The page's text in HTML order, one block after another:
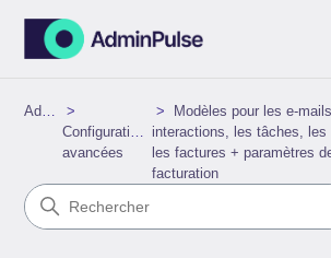
AdminPulse
Configurations
avancées
Modèles pour les e-
interactions, les tâches, les
les factures + paramètres
facturation